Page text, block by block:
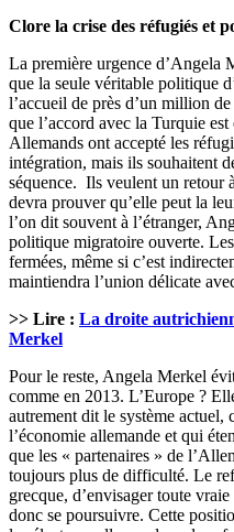
Clore la crise des réfugiés et
La première urgence d’Angela
que la seule véritable politique
l’accueil de près d’un million
que l’accord avec la Turquie
Allemands ont accepté les
intégration, mais ils souhaitent
séquence. Ils veulent un retour
devra prouver qu’elle peut la
l’on dit souvent à l’étranger,
politique migratoire ouverte.
fermées, même si c’est
maintiendra l’union délicate
>> Lire : La droite
Merkel
Pour le reste, Angela Merkel
comme en 2013. L’Europe ?
autrement dit le système actuel,
l’économie allemande et qui
que les « partenaires » de
toujours plus de difficulté. Le
grecque, d’envisager toute
donc se poursuivre. Cette